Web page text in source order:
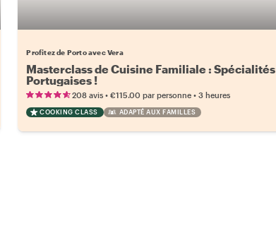
Profitez de Porto avec Vera
Masterclass de Cuisine Familiale : Spécialités
Portugaises !
208 avis •€115.00 par personne •3 heures
COOKING CLASS ADAPTÉ AUX FAMILLES